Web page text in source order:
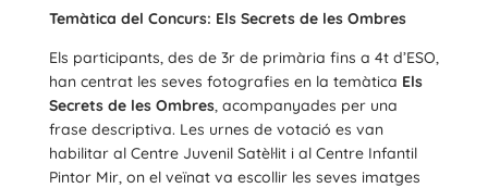
Temàtica del Concurs: Els Secrets de les Ombres
Els participants, des de 3r de primària fins a 4t d’ESO,
han centrat les seves fotografies en la temàtica Els
Secrets de les Ombres, acompanyades per una
frase descriptiva. Les urnes de votació es van
habilitar al Centre Juvenil Satèl·lit i al Centre Infantil
Pintor Mir, on el veïnat va escollir les seves imatges